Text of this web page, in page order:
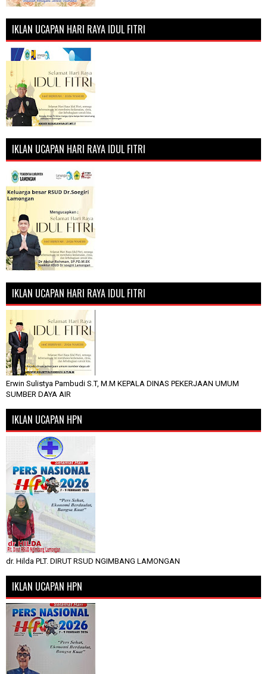
IKLAN UCAPAN HARI RAYA IDUL FITRI
IKLAN UCAPAN HARI RAYA IDUL FITRI
IKLAN UCAPAN HARI RAYA IDUL FITRI
Erwin Sulistya Pambudi S.T, M.M KEPALA DINAS PEKERJAAN UMUM
SUMBER DAYA AIR
IKLAN UCAPAN HPN
dr. Hilda PLT. DIRUT RSUD NGIMBANG LAMONGAN
IKLAN UCAPAN HPN